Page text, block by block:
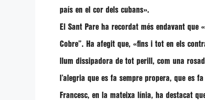
país en el cor dels cubans».
El Sant Pare ha recordat més endavant que
Cobre”. Ha afegit que, «fins i tot en els
llum dissipadora de tot perill, com una
l’alegria que es fa sempre propera, que es
Francesc, en la mateixa línia, ha destacat